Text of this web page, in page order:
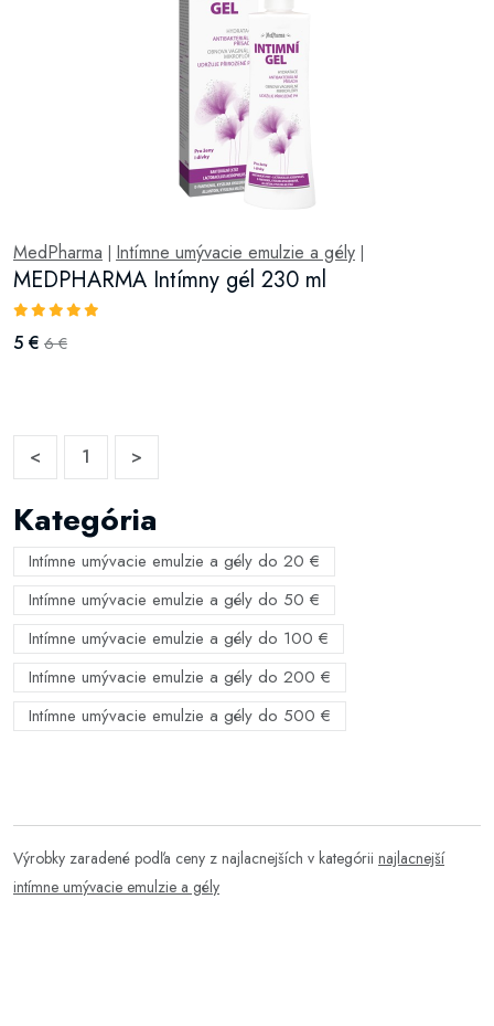
MedPharma Intímne umývacie emulzie a gély
MEDPHARMA Intímny gél 230 ml
5 € 6 €
< 1 >
Kategória
Intímne umývacie emulzie a gély do 20 €
Intímne umývacie emulzie a gély do 50 €
Intímne umývacie emulzie a gély do 100 €
Intímne umývacie emulzie a gély do 200 €
Intímne umývacie emulzie a gély do 500 €
Výrobky zaradené podľa ceny z najlacnejších v kategórii najlacnejší
intímne umývacie emulzie a gély